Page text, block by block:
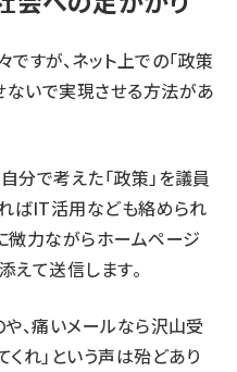
すが、ネット上での「政策
ないで実現させる方法があ
分で考えた「政策」を議員
ばIT活用なども絡められ
微力ながらホームページ
えて送信します。
や、痛いメールなら沢山受
くれ」という声は殆どあり